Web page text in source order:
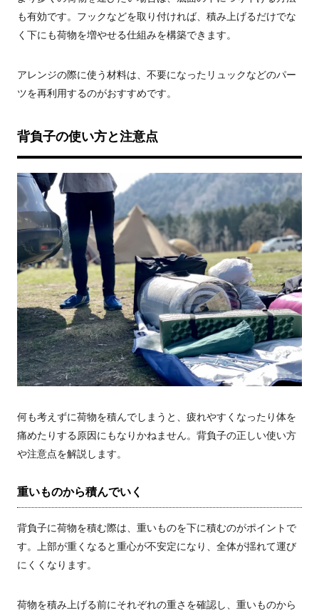
も有効です。フックなどを取り付ければ、積み上げるだけでな
く下にも荷物を増やせる仕組みを構築できます。
アレンジの際に使う材料は、不要になったリュックなどのパー
ツを再利用するのがおすすめです。
背負子の使い方と注意点
何も考えずに荷物を積んでしまうと、疲れやすくなったり体を
痛めたりする原因にもなりかねません。背負子の正しい使い方
や注意点を解説します。
重いものから積んでいく
背負子に荷物を積む際は、重いものを下に積むのがポイントで
す。上部が重くなると重心が不安定になり、全体が揺れて運び
にくくなります。
荷物を積み上げる前にそれぞれの重さを確認し、重いものから